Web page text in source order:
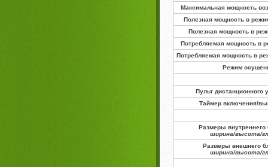
Максимальная мощность
Полезная мощность в
Полезная мощность в
Потребляемая мощность в
Потребляемая мощность в
Режим
Пульт дистанционного
Таймер включения/
Размеры внутреннего
ширина/высота/
Размеры внешнего
ширина/высота/